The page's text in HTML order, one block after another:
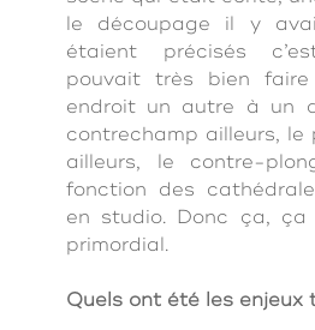
le découpage il y
étaient précisés
pouvait très bien
endroit un autre à un
contrechamp ailleurs, le
ailleurs, le contre-
fonction des
en studio. Donc ça,
primordial.
Quels ont été les enjeux